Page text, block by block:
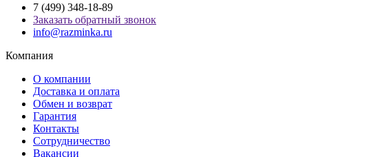
7 (499) 348-18-89
Заказать обратный звонок
info@razminka.ru
Компания
О компании
Доставка и оплата
Обмен и возврат
Гарантия
Контакты
Сотрудничество
Вакансии